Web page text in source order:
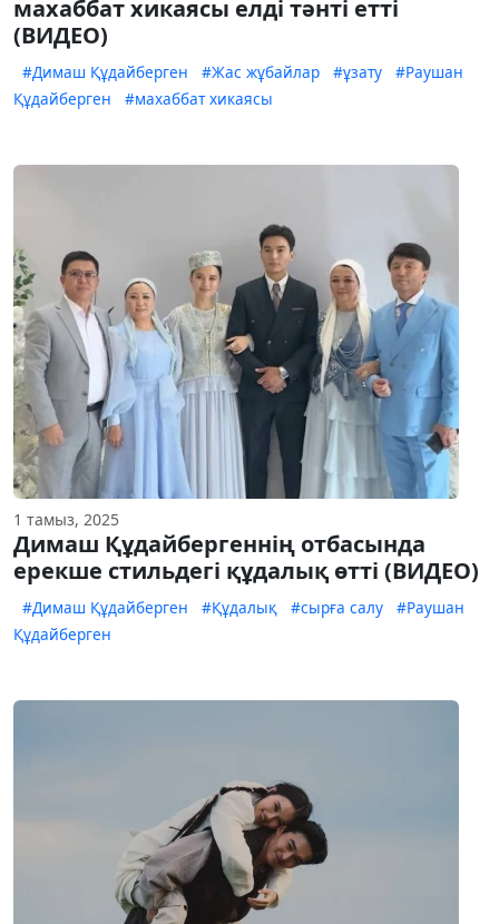
махаббат хикаясы елді тәнті етті
(ВИДЕО)
#Димаш Құдайберген #Жас жұбайлар #ұзату
#Раушан
Құдайберген
#махаббат хикаясы
1 тамыз, 2025
Димаш Құдайбергеннің отбасында
ерекше стильдегі құдалық өтті (ВИДЕО)
#Димаш Құдайберген #Құдалық #сырға салу
#Раушан
Құдайберген